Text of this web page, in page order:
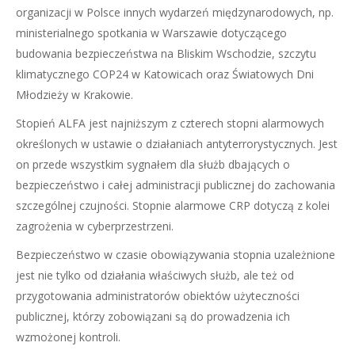
organizacji w Polsce innych wydarzeń międzynarodowych, np.
ministerialnego spotkania w Warszawie dotyczącego
budowania bezpieczeństwa na Bliskim Wschodzie, szczytu
klimatycznego COP24 w Katowicach oraz Światowych Dni
Młodzieży w Krakowie.
Stopień ALFA jest najniższym z czterech stopni alarmowych
określonych w ustawie o działaniach antyterrorystycznych. Jest
on przede wszystkim sygnałem dla służb dbających o
bezpieczeństwo i całej administracji publicznej do zachowania
szczególnej czujności. Stopnie alarmowe CRP dotyczą z kolei
zagrożenia w cyberprzestrzeni.
Bezpieczeństwo w czasie obowiązywania stopnia uzależnione
jest nie tylko od działania właściwych służb, ale też od
przygotowania administratorów obiektów użyteczności
publicznej, którzy zobowiązani są do prowadzenia ich
wzmożonej kontroli.